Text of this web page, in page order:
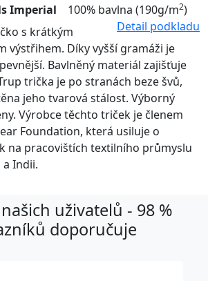
Imperial 100% bavlna (190g/m2)
Detail podkladu
s krátkým
výstřihem. Díky vyšší gramáži je
Bavlněný materiál zajišťuje
trička je po stranách beze švů,
jeho tvarová stálost. Výborný
Výrobce těchto triček je členem
Foundation, která usiluje o
na pracovištích textilního průmyslu
a Indii.
uživatelů - 98 %
doporučuje